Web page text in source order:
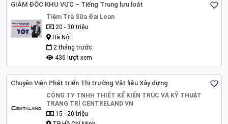
GIÁM ĐỐC KHU VỰC – Tiếng Trung lưu loát
Tiệm Trà Sữa Đài Loan
20 - 30 triệu
Hà Nội
2 tháng trước
436 lượt xem
Chuyên Viên Phát triển Thị trường Vật liệu Xây dựng
CÔNG TY TNHH THIẾT KẾ KIẾN TRÚC VÀ KỸ THUẬT
TRANG TRÍ CENTRELAND VN
15 - 20 triệu